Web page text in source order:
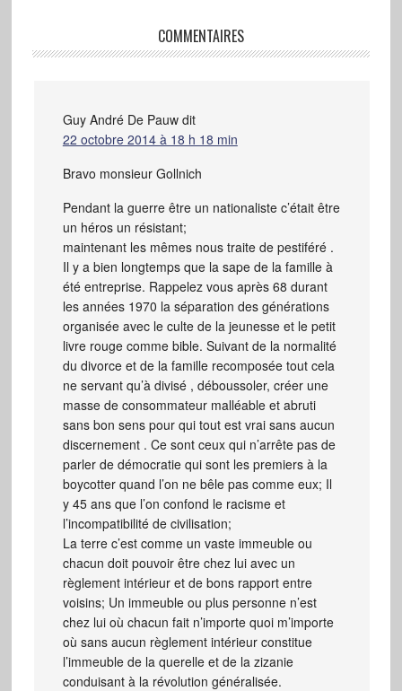
COMMENTAIRES
Guy André De Pauw dit
22 octobre 2014 à 18 h 18 min
Bravo monsieur Gollnich
Pendant la guerre être un nationaliste c’était être
un héros un résistant;
maintenant les mêmes nous traite de pestiféré .
Il y a bien longtemps que la sape de la famille à
été entreprise. Rappelez vous après 68 durant
les années 1970 la séparation des générations
organisée avec le culte de la jeunesse et le petit
livre rouge comme bible. Suivant de la normalité
du divorce et de la famille recomposée tout cela
ne servant qu’à divisé , déboussoler, créer une
masse de consommateur malléable et abruti
sans bon sens pour qui tout est vrai sans aucun
discernement . Ce sont ceux qui n’arrête pas de
parler de démocratie qui sont les premiers à la
boycotter quand l’on ne bêle pas comme eux; Il
y 45 ans que l’on confond le racisme et
l’incompatibilité de civilisation;
La terre c’est comme un vaste immeuble ou
chacun doit pouvoir être chez lui avec un
règlement intérieur et de bons rapport entre
voisins; Un immeuble ou plus personne n’est
chez lui où chacun fait n’importe quoi m’importe
où sans aucun règlement intérieur constitue
l’immeuble de la querelle et de la zizanie
conduisant à la révolution généralisée.